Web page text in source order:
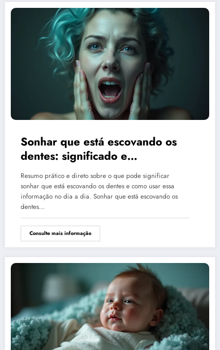
Sonhar que está escovando os
dentes: significado e
interpretação
Resumo prático e direto sobre o que pode significar
sonhar que está escovando os dentes e como usar essa
informação no dia a dia. Sonhar que está escovando os
dentes…
Consulte mais informação